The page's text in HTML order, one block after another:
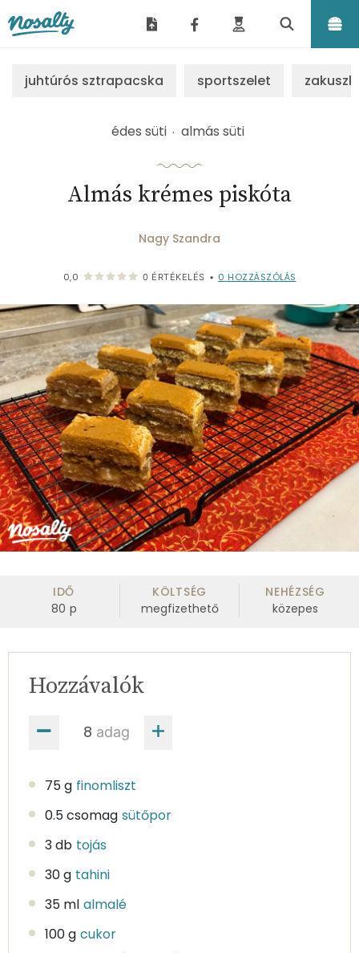
juhtúrós sztrapacska sportszelet
édes süti almás süti
Almás krémes piskóta
Nagy Szandra
0,0 0 ÉRTÉKELÉS • 0 HOZZÁSZÓLÁS
IDŐ
80 p
KÖLTSÉG
megfizethető
NEHÉZSÉG
közepes
adag
Hozzávalók
75 g finomliszt
0.5 csomag sütőpor
3 db tojás
30 g tahini
35 ml almalé
100 g cukor